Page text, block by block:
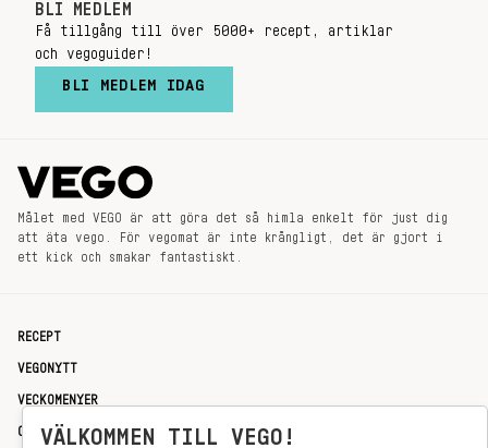
BLI MEDLEM
Få tillgång till över 5000+ recept, artiklar
och vegoguider!
BLI MEDLEM IDAG
Målet med VEGO är att göra det så himla enkelt för just dig
att äta vego. För vegomat är inte krångligt, det är gjort i
ett kick och smakar fantastiskt.
RECEPT
VEGONYTT
VECKOMENYER
OM OSSVÄLKOMMEN TILL VEGO!